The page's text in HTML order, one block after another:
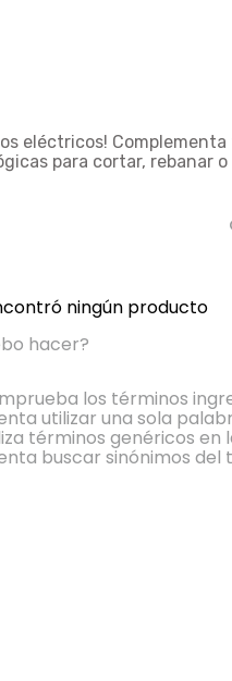
eléctricos!
para cortar, rebanar o
ningún producto
hacer?
los términos
utilizar una sola
términos genéricos en
buscar sinónimos del